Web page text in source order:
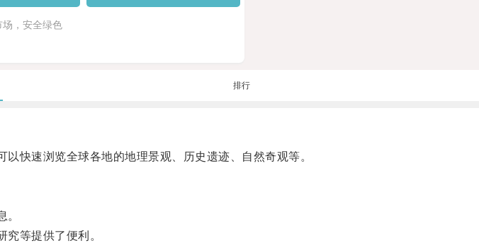
场，安全绿色
排行
快速浏览全球各地的地理景观、历史遗迹、自然奇观等。
等提供了便利。